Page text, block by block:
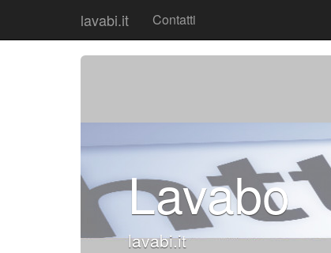
lavabi.it Contatti
Lavabo
lavabi.it